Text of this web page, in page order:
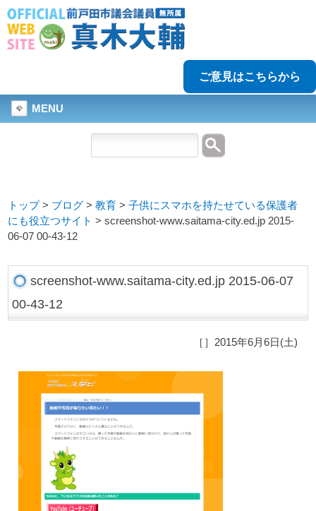
ご意見はこちらから
MENU
トップ> ブログ >教育 >子供にスマホを持たせている保護者
にも役立つサイト >screenshot-www.saitama-city.ed.jp 2015-
06-07 00-43-12
screenshot-www.saitama-city.ed.jp 2015-06-07
00-43-12
［］2015年6月6日(土)